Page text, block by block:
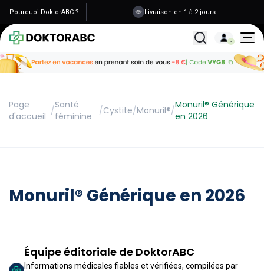
Pourquoi DoktorABC ? Livraison en 1 à 2 jours
Tous les
Page
d'accueil /Santé
féminine
/Cystite/Monuril®/Monuril® Générique
en 2026
Monuril® Générique en 2026
Équipe éditoriale de DoktorABC
Informations médicales fiables et vérifiées, compilées par